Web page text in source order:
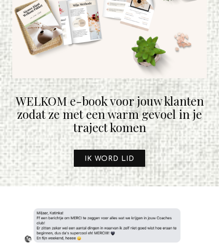
WELKOM e-book voor jouw klanten
zodat ze met een warm gevoel in je
traject komen
IK WORD LID